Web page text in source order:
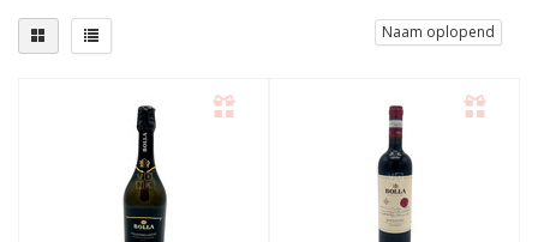
Naam oplopend